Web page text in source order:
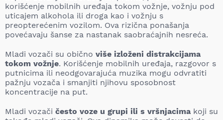
korišćenje mobilnih uređaja tokom vožnje, vožnju pod
uticajem alkohola ili droga kao i vožnju s
preopterećenim vozilom. Ova rizična ponašanja
povećavaju šanse za nastanak saobraćajnih nesreća.
Mladi vozači su obično više izloženi distrakcijama
tokom vožnje. Korišćenje mobilnih uređaja, razgovor s
putnicima ili neodgovarajuća muzika mogu odvratiti
pažnju vozača i smanjiti njihovu sposobnost
koncentracije na put.
Mladi vozači često voze u grupi ili s vršnjacima koji su